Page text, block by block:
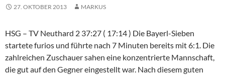
27. OKTOBER 2013 MARKUS
HSG – TV Neuthard 2 37:27 ( 17:14 ) Die Bayerl-Sieben
startete furios und führte nach 7 Minuten bereits mit 6:1. Die
zahlreichen Zuschauer sahen eine konzentrierte Mannschaft,
die gut auf den Gegner eingestellt war. Nach diesem guten